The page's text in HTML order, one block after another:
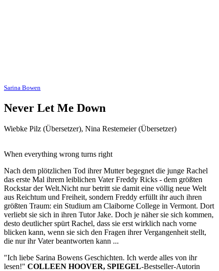
Sarina Bowen
Never Let Me Down
Wiebke Pilz (Übersetzer), Nina Restemeier (Übersetzer)
When everything wrong turns right
Nach dem plötzlichen Tod ihrer Mutter begegnet die junge Rachel
das erste Mal ihrem leiblichen Vater Freddy Ricks - dem größten
Rockstar der Welt.Nicht nur betritt sie damit eine völlig neue Welt
aus Reichtum und Freiheit, sondern Freddy erfüllt ihr auch ihren
größten Traum: ein Studium am Claiborne College in Vermont. Dort
verliebt sie sich in ihren Tutor Jake. Doch je näher sie sich kommen,
desto deutlicher spürt Rachel, dass sie erst wirklich nach vorne
blicken kann, wenn sie sich den Fragen ihrer Vergangenheit stellt,
die nur ihr Vater beantworten kann ...
"Ich liebe Sarina Bowens Geschichten. Ich werde alles von ihr
lesen!" COLLEEN HOOVER, SPIEGEL-Bestseller-Autorin